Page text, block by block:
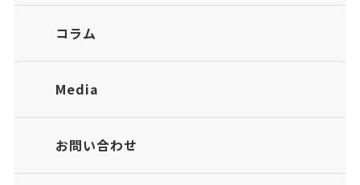
コラム
Media
お問い合わせ